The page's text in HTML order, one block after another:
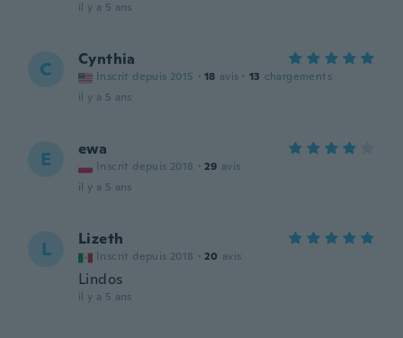
il y a 5 ans
C Cynthia
Inscrit depuis 2015 · 18 avis · 13 chargements
il y a 5 ans
E ewa
Inscrit depuis 2018 · 29 avis
il y a 5 ans
L Lizeth
Inscrit depuis 2018 · 20 avis
Lindos
il y a 5 ans